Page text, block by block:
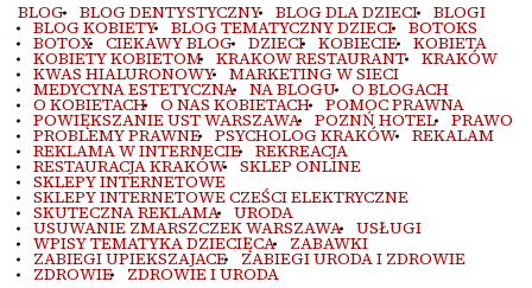
BLOG BLOG DENTYSTYCZNY BLOG DLA DZIECI BLOGI
BLOG KOBIETY BLOG TEMATYCZNY DZIECI BOTOKS
BOTOX CIEKAWY BLOG DZIECI KOBIECIE KOBIETA
KOBIETY KOBIETOM KRAKOW RESTAURANT KRAKÓW
KWAS HIALURONOWY MARKETING W SIECI
MEDYCYNA ESTETYCZNA NA BLOGU O BLOGACH
O KOBIETACH O NAS KOBIETACH POMOC PRAWNA
POWIĘKSZANIE UST WARSZAWA POZNŃ HOTEL PRAWO
PROBLEMY PRAWNE PSYCHOLOG KRAKÓW REKALAM
REKLAMA W INTERNECIE REKREACJA
RESTAURACJA KRAKÓW SKLEP ONLINE
SKLEPY INTERNETOWE
SKLEPY INTERNETOWE CZEŚCI ELEKTRYCZNE
SKUTECZNA REKLAMA URODA
USUWANIE ZMARSZCZEK WARSZAWA USŁUGI
WPISY TEMATYKA DZIECIĘCA ZABAWKI
ZABIEGI UPIEKSZAJACE ZABIEGI URODA I ZDROWIE
ZDROWIE ZDROWIE I URODA